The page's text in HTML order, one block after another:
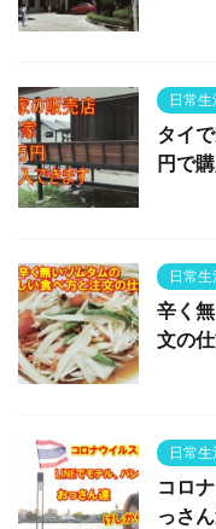
日常生
タイ
円で
日常生
辛く
文の
日常生
コロ
っさ